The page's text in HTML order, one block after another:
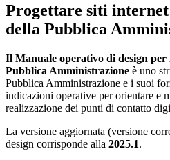
Progettare siti
della Pubblica
Il Manuale operativo di design
Pubblica Amministrazione è uno
Pubblica Amministrazione e i suoi
indicazioni operative per orientare e
realizzazione dei punti di contatto
La versione aggiornata (versione
design corrisponde alla 2025.1.